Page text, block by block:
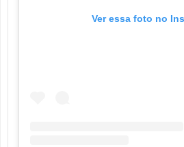
Ver essa foto no